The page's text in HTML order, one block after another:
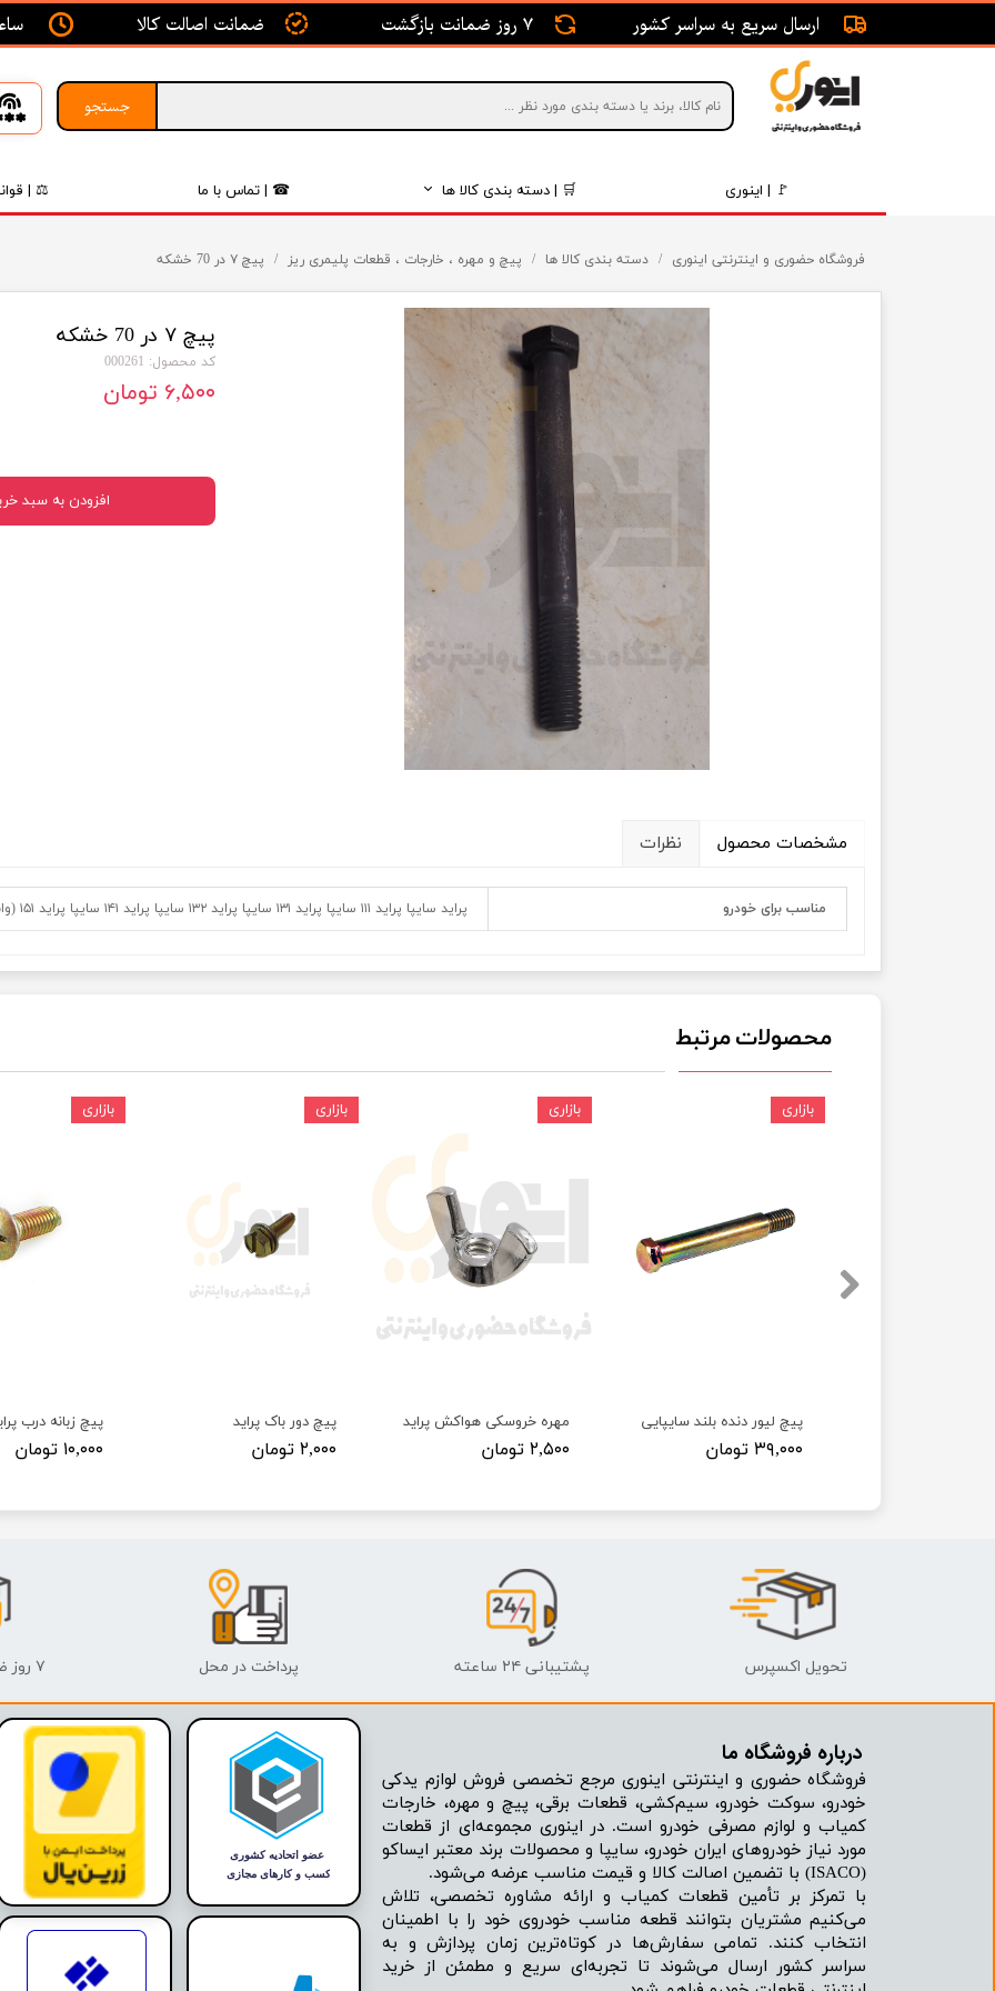
جستجو
🚩 | اینوری 🛒 | دسته بندی کالا ها
موتور و اگزوز
برقی و الکتریکی
رینگ و لاستیک
روغن و فیلتر
قطعات داخلی
انتقال قدرت
فرمان، جلوبندی و ترمز
لوازم جانبی و اسپرت
بلبرینگ ماشین
کاسه نمد ماشین
☎ | تماس با ما ⚖ |
ارسال سریع به سراسر کشور 7 روز ضمانت بازگشت ضمانت اصالت کالا
فروشگاه حضوری و اینترنتی اینوری دسته بندی کالا ها پیچ و مهره ، خارجات ، قطعات پلیمری ریز پیچ ۷ در 70 خشکه
پیچ ۷ در 70 خشکه
کد محصول: 000261
۶,۵۰۰ تومان
افزودن به سبد
مشخصات محصول نظرات
مناسب برای خودرو پراید سایپا پراید ۱۱۱ سایپا پراید ۱۳۱ سایپا پراید ۱۳۲ سایپا پراید ۱۴۱ سایپا پراید ۱۵۱ (وانت) پراید X۱۰۰ پراید صبا پراید نسیم
محصولات مرتبط
پیچ زبانه درب
۱۰,۰۰۰ تومان
بازاری
پیچ دور باک پراید
۲,۰۰۰ تومان
بازاری
مهره خروسکی هواکش پراید
۲,۵۰۰ تومان
بازاری
پیچ لیور دنده بلند سایپایی
۳۹,۰۰۰ تومان
بازاری
فروشگاه حضوری و اینترنتی اینوری مرجع تخصصی فروش لوازم یدکی
خودرو، سوکت خودرو، سیم‌کشی، قطعات برقی، پیچ و مهره، خارجات
کمیاب و لوازم مصرفی خودرو است. در اینوری مجموعه‌ای از قطعات
مورد نیاز خودروهای ایران خودرو، سایپا و محصولات برند معتبر ایساکو
(ISACO) با تضمین اصالت کالا و قیمت مناسب عرضه می‌شود.
با تمرکز بر تأمین قطعات کمیاب و ارائه مشاوره تخصصی، تلاش
می‌کنیم مشتریان بتوانند قطعه مناسب خودروی خود را با اطمینان
انتخاب کنند. تمامی سفارش‌ها در کوتاه‌ترین زمان پردازش و به
سراسر کشور ارسال می‌شوند تا تجربه‌ای سریع و مطمئن از خرید
درباره فروشگاه ما​​​​​​​
تحویل اکسپرس پشتیبانی ۲۴ ساعته پرداخت در محل ۷ روز ضمانت بازگشت